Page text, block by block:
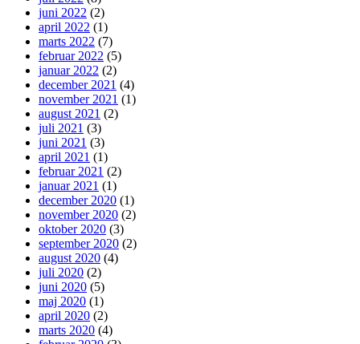
juni 2022 (2)
april 2022 (1)
marts 2022 (7)
februar 2022 (5)
januar 2022 (2)
december 2021 (4)
november 2021 (1)
august 2021 (2)
juli 2021 (3)
juni 2021 (3)
april 2021 (1)
februar 2021 (2)
januar 2021 (1)
december 2020 (1)
november 2020 (2)
oktober 2020 (3)
september 2020 (2)
august 2020 (4)
juli 2020 (2)
juni 2020 (5)
maj 2020 (1)
april 2020 (2)
marts 2020 (4)